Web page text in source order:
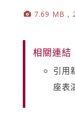
7.69 MB ,
相關連結
引用
座表